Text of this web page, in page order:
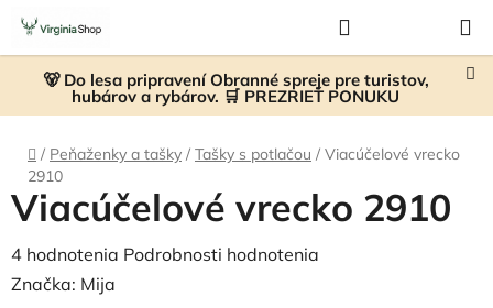
Prejsť
obsah
🐻 Do lesa pripravení Obranné spreje pre turistov,
hubárov a rybárov. 🛒 PREZRIEŤ PONUKU
KOŠÍK
Domov
/ Peňaženky a tašky / Tašky s potlačou / Viacúčelové vrecko
2910
Viacúčelové vrecko 2910
Priemerné
hodnotenie
4 hodnotenia Podrobnosti hodnotenia
Značka: Mija